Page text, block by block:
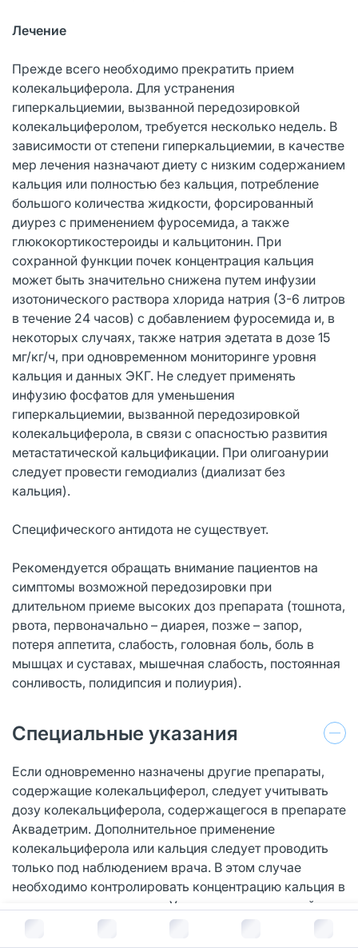
В корзину за руб.
Лечение
Прежде всего необходимо прекратить прием
колекальциферола. Для устранения
гиперкальциемии, вызванной передозировкой
колекальциферолом, требуется несколько недель. В
зависимости от степени гиперкальциемии, в качестве
мер лечения назначают диету с низким содержанием
кальция или полностью без кальция, потребление
большого количества жидкости, форсированный
диурез с применением фуросемида, а также
глюкокортикостероиды и кальцитонин. При
сохранной функции почек концентрация кальция
может быть значительно снижена путем инфузии
изотонического раствора хлорида натрия (3-6 литров
в течение 24 часов) с добавлением фуросемида и, в
некоторых случаях, также натрия эдетата в дозе 15
мг/кг/ч, при одновременном мониторинге уровня
кальция и данных ЭКГ. Не следует применять
инфузию фосфатов для уменьшения
гиперкальциемии, вызванной передозировкой
колекальциферола, в связи с опасностью развития
метастатической кальцификации. При олигоанурии
следует провести гемодиализ (диализат без
кальция).
Специфического антидота не существует.
Рекомендуется обращать внимание пациентов на
симптомы возможной передозировки при
длительном приеме высоких доз препарата (тошнота,
рвота, первоначально – диарея, позже – запор,
потеря аппетита, слабость, головная боль, боль в
мышцах и суставах, мышечная слабость, постоянная
сонливость, полидипсия и полиурия).
Специальные указания
Если одновременно назначены другие препараты,
содержащие колекальциферол, следует учитывать
дозу колекальциферола, содержащегося в препарате
Аквадетрим. Дополнительное применение
колекальциферола или кальция следует проводить
только под наблюдением врача. В этом случае
необходимо контролировать концентрацию кальция в
сыворотке крови и моче. У пациентов с почечной
недостаточностью, получающих лечение препаратом
Аквадетрим, следует контролировать показатели